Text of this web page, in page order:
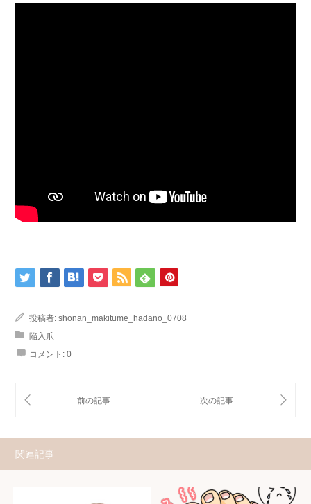
投稿者: shonan_makitume_hadano_0708
陥入爪
コメント: 0
関連記事